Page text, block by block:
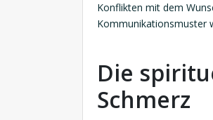
Konflikten mit dem
Kommunikationsmuster
Die
Schmerz